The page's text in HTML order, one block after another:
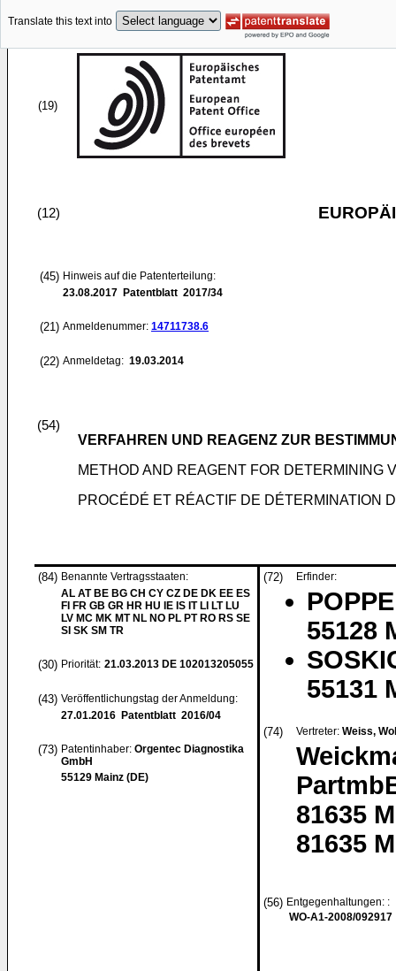
Translate this text into
(19)
(12)
(45) Hinweis auf die Patenterteilung:
23.08.2017 Patentblatt 2017/34
(21) Anmeldenummer: 14711738.6
(22) Anmeldetag: 19.03.2014
(54)
VERFAHREN UND REAGENZ ZUR
METHOD AND REAGENT FOR DETERMINING
PROCÉDÉ ET RÉACTIF DE DÉTERMINATION
(84) Benannte Vertragsstaaten:
AL AT BE BG CH CY CZ DE DK EE ES
FI FR GB GR HR HU IE IS IT LI LT LU
LV MC MK MT NL NO PL PT RO RS SE
SI SK SM TR
(30) Priorität: 21.03.2013 DE 102013205055
(43) Veröffentlichungstag der Anmeldung:
27.01.2016 Patentblatt 2016/04
(73) Patentinhaber: Orgentec Diagnostika
GmbH
55129 Mainz (DE)
(72) Erfinder:
55128
55131
(74) Vertreter: Weiss,
81635
81635
(56) Entgegenhaltungen: :
WO-A1-2008/092917